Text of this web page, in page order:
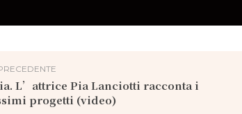
L’attrice Pia Lanciotti racconta i
progetti (video)